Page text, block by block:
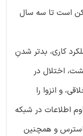
است تا سه سال
کاری، بدتر شدنِ
اختلال در
و انزوا را
مداوم اطلاعات در شبکه
و همچنین